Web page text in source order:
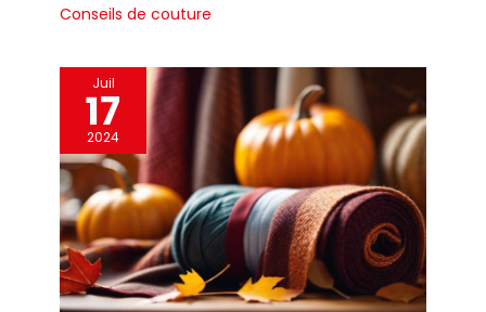
Conseils de couture
Juil
17
2024